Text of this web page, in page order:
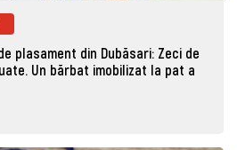
plasament din Dubăsari: Zeci de
Un bărbat imobilizat la pat a